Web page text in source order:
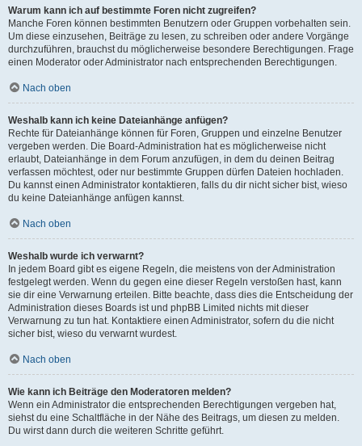
Warum kann ich auf bestimmte Foren nicht zugreifen?
Manche Foren können bestimmten Benutzern oder Gruppen vorbehalten sein.
Um diese einzusehen, Beiträge zu lesen, zu schreiben oder andere Vorgänge
durchzuführen, brauchst du möglicherweise besondere Berechtigungen. Frage
einen Moderator oder Administrator nach entsprechenden Berechtigungen.
Nach oben
Weshalb kann ich keine Dateianhänge anfügen?
Rechte für Dateianhänge können für Foren, Gruppen und einzelne Benutzer
vergeben werden. Die Board-Administration hat es möglicherweise nicht
erlaubt, Dateianhänge in dem Forum anzufügen, in dem du deinen Beitrag
verfassen möchtest, oder nur bestimmte Gruppen dürfen Dateien hochladen.
Du kannst einen Administrator kontaktieren, falls du dir nicht sicher bist, wieso
du keine Dateianhänge anfügen kannst.
Nach oben
Weshalb wurde ich verwarnt?
In jedem Board gibt es eigene Regeln, die meistens von der Administration
festgelegt werden. Wenn du gegen eine dieser Regeln verstoßen hast, kann
sie dir eine Verwarnung erteilen. Bitte beachte, dass dies die Entscheidung der
Administration dieses Boards ist und phpBB Limited nichts mit dieser
Verwarnung zu tun hat. Kontaktiere einen Administrator, sofern du die nicht
sicher bist, wieso du verwarnt wurdest.
Nach oben
Wie kann ich Beiträge den Moderatoren melden?
Wenn ein Administrator die entsprechenden Berechtigungen vergeben hat,
siehst du eine Schaltfläche in der Nähe des Beitrags, um diesen zu melden.
Du wirst dann durch die weiteren Schritte geführt.